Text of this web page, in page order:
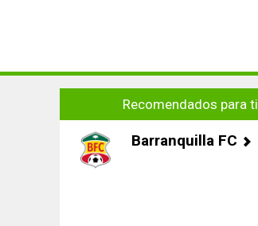
Recomendados para ti
Barranquilla FC